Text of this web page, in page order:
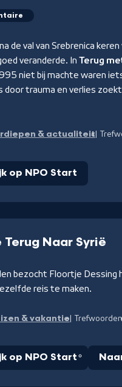
de val van Srebrenica
veranderde. InTerug
niet bij machte waren
door trauma en verlies
& actualiteit
op NPO Start
Terug Naar Syrië
bezocht Floortje
reis te maken.
& vakantie
op NPO Start